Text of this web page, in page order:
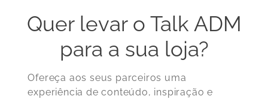
Quer levar o Talk ADM
para a sua loja?
Ofereça aos seus parceiros uma
experiência de conteúdo, inspiração e